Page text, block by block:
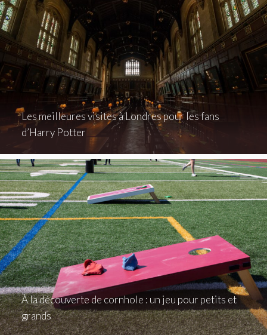
Les meilleures visites à Londres pour les fans
d’Harry Potter
À la découverte de cornhole : un jeu pour petits et
grands